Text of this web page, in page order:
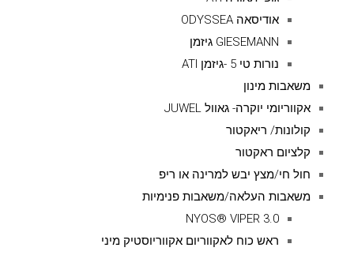
אודיסאה ODYSSEA
GIESEMANN גיזמן
נורות טי 5 -גיזמן ATI
משאבות מינון
אקווריומי יוקרה- גאוול JUWEL
קולונות/ ריאקטור
קלציום ראקטור
חול חי/מצץ יבש למרינה או ריפ
משאבות העלאה/משאבות פנימיות
NYOS® VIPER 3.0
ראש כוח לאקווריום אקווריוסטיק מיני